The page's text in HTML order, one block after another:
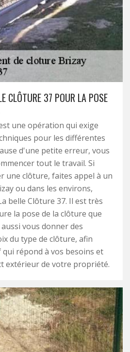
CLÔTURE 37 POUR LA POSE
une opération qui exige
pour les différentes
d'une petite erreur, vous
tout le travail. Si
une clôture, faites appel à un
ou dans les environs,
belle Clôture 37. Il est très
la pose de la clôture que
vous donner des
du type de clôture, afin
qui répond à vos besoins et
extérieur de votre propriété.